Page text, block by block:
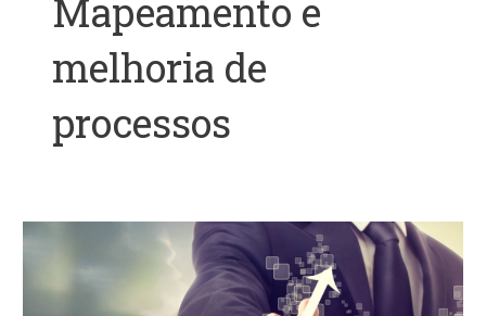
Mapeamento e
melhoria de
processos
Mapeamento
processos: